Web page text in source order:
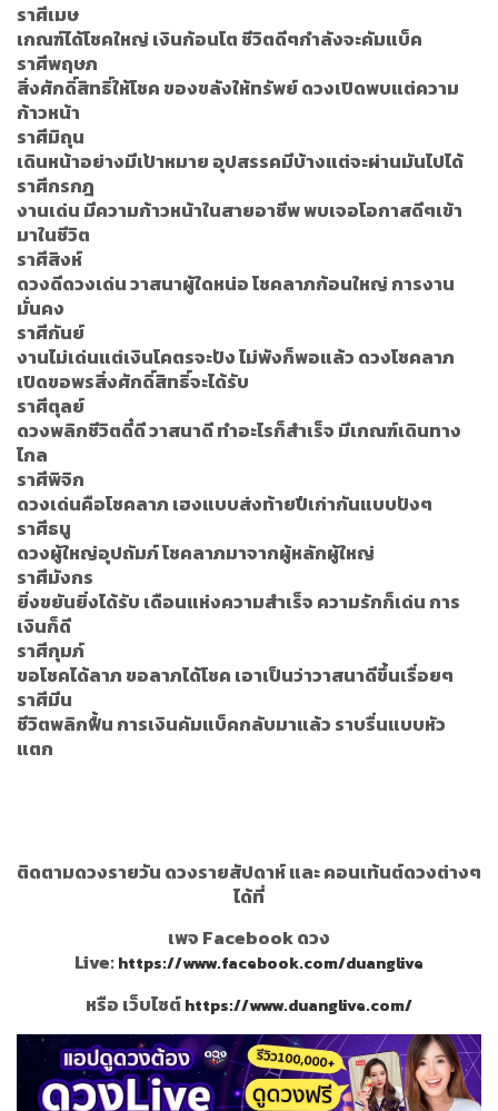
ราศีเมษ
เกณฑ์ได้โชคใหญ่ เงินก้อนโต ชีวิตดีๆกำลังจะคัมแบ็ค
ราศีพฤษภ
สิ่งศักดิ์สิทธิ์ให้โชค ของขลังให้ทรัพย์ ดวงเปิดพบแต่ความ
ก้าวหน้า
ราศีมิถุน
เดินหน้าอย่างมีเป้าหมาย อุปสรรคมีบ้างแต่จะผ่านมันไปได้
ราศีกรกฎ
งานเด่น มีความก้าวหน้าในสายอาชีพ พบเจอโอกาสดีๆเข้า
มาในชีวิต
ราศีสิงห์
ดวงดีดวงเด่น วาสนาผู้ใดหน่อ โชคลาภก้อนใหญ่ การงาน
มั่นคง
ราศีกันย์
งานไม่เด่นแต่เงินโคตรจะปัง ไม่พังก็พอแล้ว ดวงโชคลาภ
เปิดขอพรสิ่งศักดิ์สิทธิ์จะได้รับ
ราศีตุลย์
ดวงพลิกชีวิตดี๋ดี วาสนาดี ทำอะไรก็สำเร็จ มีเกณฑ์เดินทาง
ไกล
ราศีพิจิก
ดวงเด่นคือโชคลาภ เฮงแบบส่งท้ายปีเก่ากันแบบปังๆ
ราศีธนู
ดวงผู้ใหญ่อุปถัมภ์ โชคลาภมาจากผู้หลักผู้ใหญ่
ราศีมังกร
ยิ่งขยันยิ่งได้รับ เดือนแห่งความสำเร็จ ความรักก็เด่น การ
เงินก็ดี
ราศีกุมภ์
ขอโชคได้ลาภ ขอลาภได้โชค เอาเป็นว่าวาสนาดีขึ้นเรื่อยๆ
ราศีมีน
ชีวิตพลิกฟื้น การเงินคัมแบ็คกลับมาแล้ว ราบรื่นแบบหัว
แตก
ติดตามดวงรายวัน ดวงรายสัปดาห์ และ คอนเท้นต์ดวงต่างๆ
ได้ที่
เพจ Facebook ดวง
Live:https://www.facebook.com/duanglive
หรือ เว็บไซต์https://www.duanglive.com/